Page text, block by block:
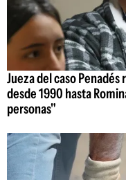
Jueza del caso
desde 1990 hasta
personas"